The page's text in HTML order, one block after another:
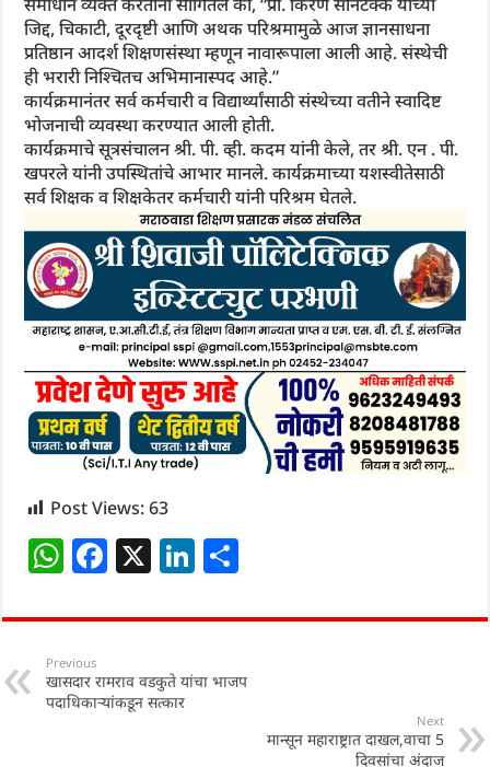
जिद्द, चिकाटी, दूरदृष्टी आणि अथक परिश्रमामुळे आज ज्ञानसाधना
प्रतिष्ठान आदर्श शिक्षणसंस्था म्हणून नावारूपाला आली आहे. संस्थेची
ही भरारी निश्चितच अभिमानास्पद आहे.”
कार्यक्रमानंतर सर्व कर्मचारी व विद्यार्थ्यांसाठी संस्थेच्या वतीने स्वादिष्ट
भोजनाची व्यवस्था करण्यात आली होती.
कार्यक्रमाचे सूत्रसंचालन श्री. पी. व्ही. कदम यांनी केले, तर श्री. एन . पी.
खपरले यांनी उपस्थितांचे आभार मानले. कार्यक्रमाच्या यशस्वीतेसाठी
सर्व शिक्षक व शिक्षकेतर कर्मचारी यांनी परिश्रम घेतले.
Post Views:63
W
at
s
A
F
c
b
X Li
k
dI
ar
Previous
खासदार रामराव वडकुते यांचा भाजप
पदाधिकाऱ्यांकडून सत्कार
Next
मान्सून महाराष्ट्रात दाखल,वाचा 5
दिवसांचा अंदाज